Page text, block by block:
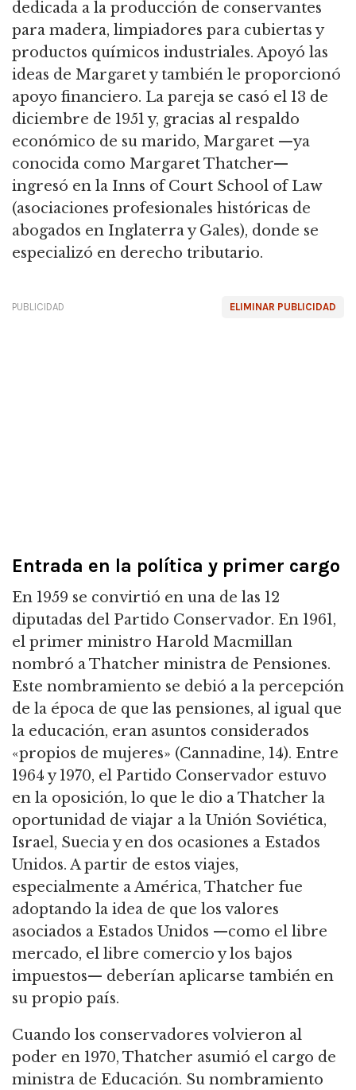
dedicada a la producción de conservantes
para madera, limpiadores para cubiertas y
productos químicos industriales. Apoyó las
ideas de Margaret y también le proporcionó
apoyo financiero. La pareja se casó el 13 de
diciembre de 1951 y, gracias al respaldo
económico de su marido, Margaret —ya
conocida como Margaret Thatcher—
ingresó en la Inns of Court School of Law
(asociaciones profesionales históricas de
abogados en Inglaterra y Gales), donde se
especializó en derecho tributario.
ELIMINAR PUBLICIDAD
PUBLICIDAD
Entrada en la política y primer cargo
En 1959 se convirtió en una de las 12
diputadas del Partido Conservador. En 1961,
el primer ministro Harold Macmillan
nombró a Thatcher ministra de Pensiones.
Este nombramiento se debió a la percepción
de la época de que las pensiones, al igual que
la educación, eran asuntos considerados
«propios de mujeres» (Cannadine, 14). Entre
1964 y 1970, el Partido Conservador estuvo
en la oposición, lo que le dio a Thatcher la
oportunidad de viajar a la Unión Soviética,
Israel, Suecia y en dos ocasiones a Estados
Unidos. A partir de estos viajes,
especialmente a América, Thatcher fue
adoptando la idea de que los valores
asociados a Estados Unidos —como el libre
mercado, el libre comercio y los bajos
impuestos— deberían aplicarse también en
su propio país.
Cuando los conservadores volvieron al
poder en 1970, Thatcher asumió el cargo de
ministra de Educación. Su nombramiento